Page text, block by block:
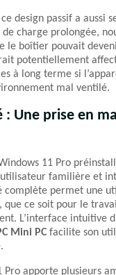
design passif a aussi
de charge prolongée,
le boîtier pouvait
potentiellement
à long terme si
mal ventilé.
: Une prise en
11 Pro
familière et
complète permet une
que ce soit pour le
L’interface intuitive
Mini PC facilite son
Pro apporte plusieurs